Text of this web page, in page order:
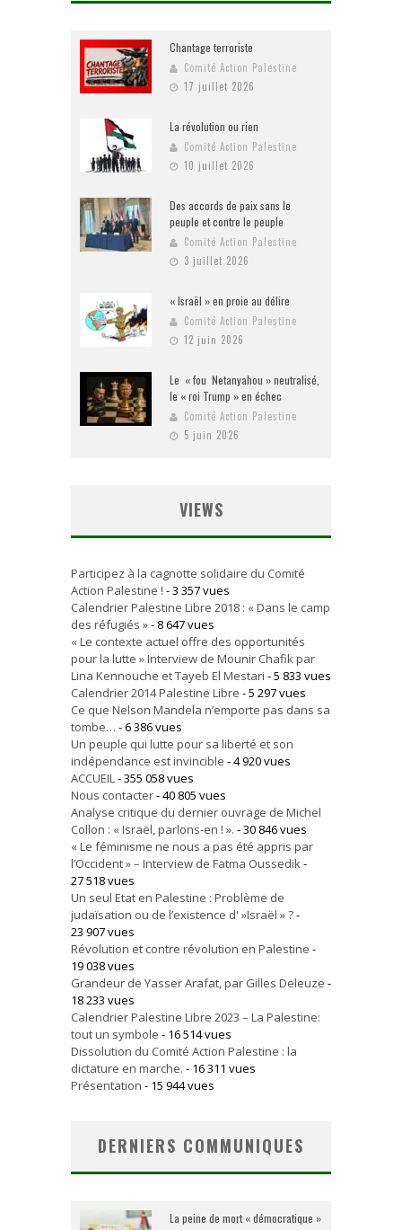
Chantage terroriste
Comité Action Palestine
17 juillet 2026
La révolution ou rien
Comité Action Palestine
10 juillet 2026
Des accords de paix sans le
peuple et contre le peuple
Comité Action Palestine
3 juillet 2026
« Israël » en proie au délire
Comité Action Palestine
12 juin 2026
Le « fou Netanyahou » neutralisé,
le « roi Trump » en échec
Comité Action Palestine
5 juin 2026
VIEWS
Participez à la cagnotte solidaire du Comité
Action Palestine ! - 3 357 vues
Calendrier Palestine Libre 2018 : « Dans le camp
des réfugiés »- 8 647 vues
« Le contexte actuel offre des opportunités
pour la lutte » Interview de Mounir Chafik par
Lina Kennouche et Tayeb El Mestari - 5 833 vues
Calendrier 2014 Palestine Libre - 5 297 vues
Ce que Nelson Mandela n’emporte pas dans sa
tombe… - 6 386 vues
Un peuple qui lutte pour sa liberté et son
indépendance est invincible - 4 920 vues
ACCUEIL- 355 058 vues
Nous contacter- 40 805 vues
Analyse critique du dernier ouvrage de Michel
Collon : « Israël, parlons-en ! ». - 30 846 vues
« Le féminisme ne nous a pas été appris par
l’Occident » – Interview de Fatma Oussedik-
27 518 vues
Un seul Etat en Palestine : Problème de
judaïsation ou de l’existence d' »Israël » ?-
23 907 vues
Révolution et contre révolution en Palestine -
19 038 vues
Grandeur de Yasser Arafat, par Gilles Deleuze -
18 233 vues
Calendrier Palestine Libre 2023 – La Palestine:
tout un symbole - 16 514 vues
Dissolution du Comité Action Palestine : la
dictature en marche. - 16 311 vues
Présentation - 15 944 vues
DERNIERS COMMUNIQUES
La peine de mort « démocratique »